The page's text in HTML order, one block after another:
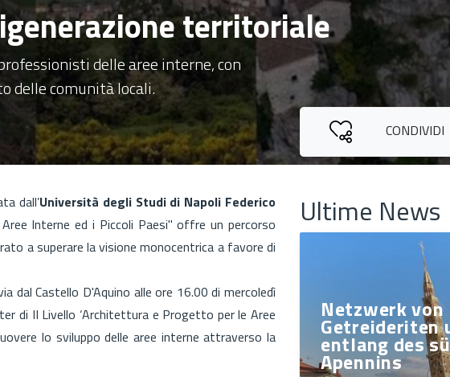
territoriale
delle aree interne, con
delle comunità locali.
dall’Università degli Studi di Napoli Federico
Interne ed i Piccoli Paesi" offre un percorso
a superare la visione monocentrica a favore di
dal Castello D'Aquino alle ore 16.00 di mercoledì
di II Livello ‘Architettura e Progetto per le Aree
lo sviluppo delle aree interne attraverso la
CONDIVIDI
Ultime News
Netzwerk von
Getreideriten
entlang des
Apennins